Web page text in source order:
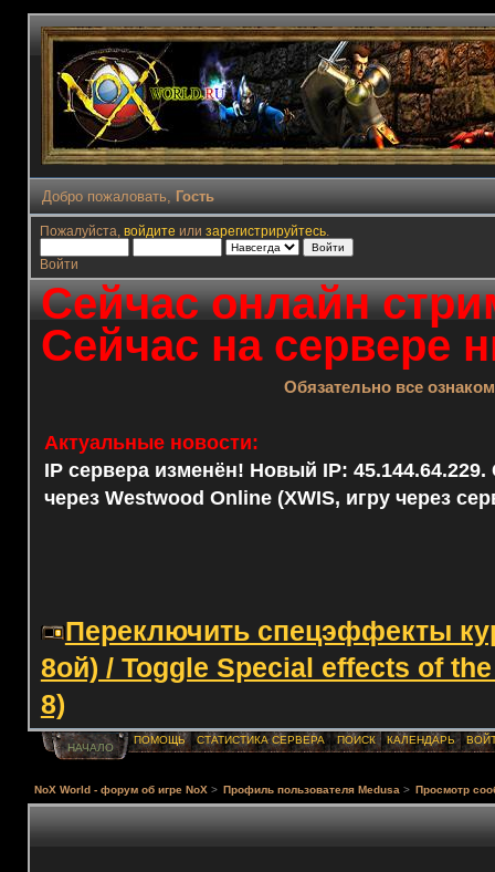
Добро пожаловать, Гость
Пожалуйста, войдите или зарегистрируйтесь.
Войти
Сейчас онлайн
Сейчас на сервере
Обязательно все
Актуальные новости:
IP сервера изменён! Новый IP: 45.144.64.229.
через Westwood Online (XWIS, игру через
Переключить спецэффекты
8ой) / Toggle Special effects of
8)
НАЧАЛО
ПОМОЩЬ СТАТИСТИКА СЕРВЕРА ПОИСК КАЛЕНДАРЬ
NoX World - форум об игре NoX > Профиль пользователя Medusa > Просмотр